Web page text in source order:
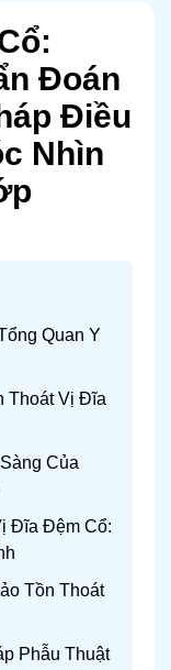
Đoán
Điều
Nhìn
Quan Y
Thoát Vị Đĩa
Của
Đĩa Đệm Cổ:
Tồn Thoát
Phẫu Thuật